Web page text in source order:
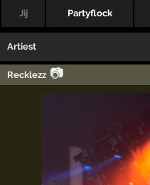
Jij Partyflock
Artiest
Recklezz 📷